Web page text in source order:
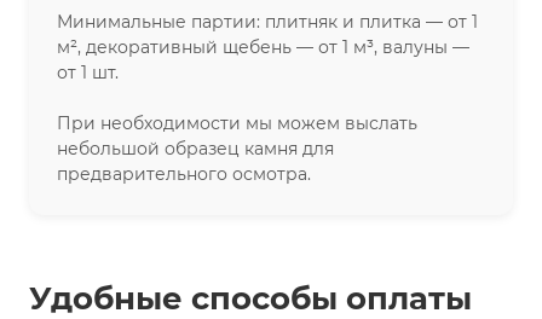
Минимальные партии: плитняк и плитка — от 1
м², декоративный щебень — от 1 м³, валуны —
от 1 шт.
При необходимости мы можем выслать
небольшой образец камня для
предварительного осмотра.
Удобные способы оплаты